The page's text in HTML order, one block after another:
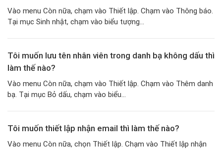
Vào menu Còn nữa, chạm vào Thiết lập. Chạm vào Thông báo.
Tại mục Sinh nhật, chạm vào biểu tượng...
Tôi muốn lưu tên nhân viên trong danh bạ không dấu thì
làm thế nào?
Vào menu Còn nữa, chạm vào Thiết lập. Chạm vào Thêm danh
bạ. Tại mục Bỏ dấu, chạm vào biểu...
Tôi muốn thiết lập nhận email thì làm thế nào?
Vào menu Còn nữa, chọn Thiết lập. Chạm vào Thiết lập nhận